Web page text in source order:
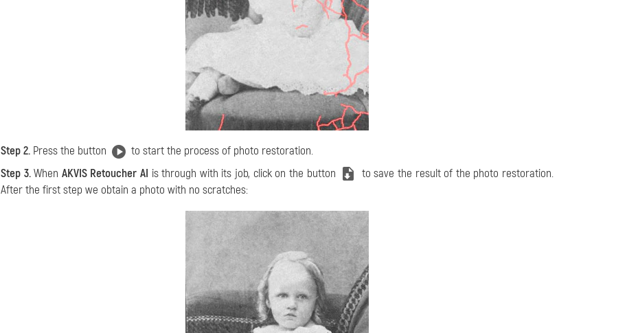
Step 2. Press the button
to start the process of photo restoration.
Step 3.When AKVIS Retoucher AI is through with its job, click on the button
to save the result of the photo restoration.
After the first step we obtain a photo with no scratches: